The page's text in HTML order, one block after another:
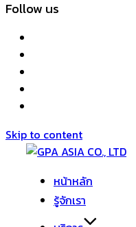
Follow us
Skip to content
หน้าหลัก
รู้จักเรา